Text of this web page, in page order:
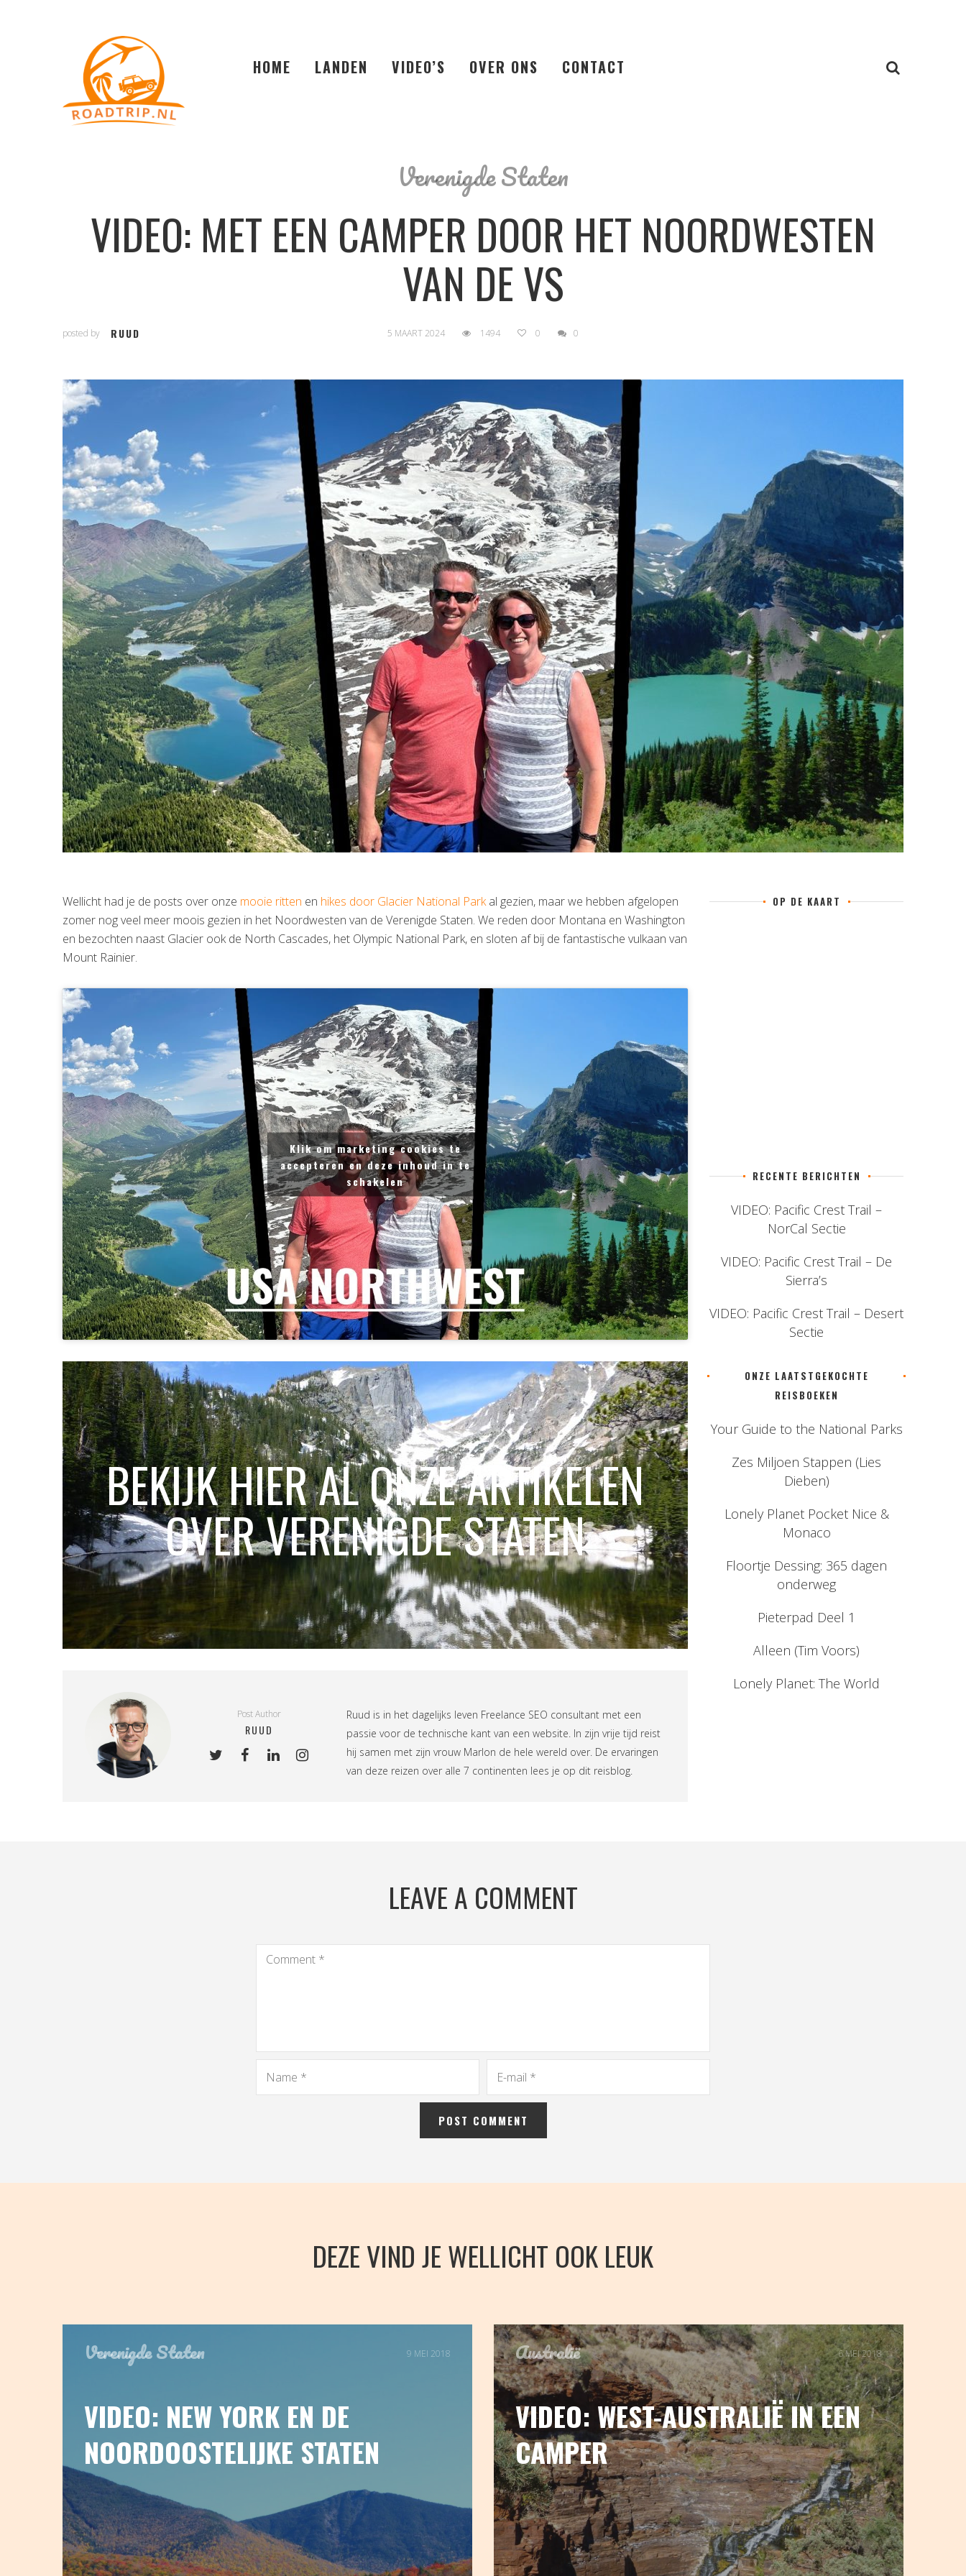
HOME LANDEN VIDEO’S OVER ONS CONTACT
Verenigde Staten
VIDEO: MET EEN CAMPER DOOR HET NOORDWESTEN
VAN DE VS
posted by RUUD 5 MAART 2024 1494 0 0
Wellicht had je de posts over onze mooie ritten en hikes door Glacier National Parkal gezien, maar we hebben afgelopen
zomer nog veel meer moois gezien in het Noordwesten van de Verenigde Staten. We reden door Montana en Washington
en bezochten naast Glacier ook de North Cascades, het Olympic National Park, en sloten af bij de fantastische vulkaan van
Mount Rainier.
Klik om marketing cookies te
accepteren en deze inhoud in te
schakelen
BEKIJK HIER AL ONZE ARTIKELEN
OVER VERENIGDE STATEN
Post Author
RUUD
Ruud is in het dagelijks leven Freelance SEO consultant met een
passie voor de technische kant van een website. In zijn vrije tijd reist
hij samen met zijn vrouw Marlon de hele wereld over. De ervaringen
van deze reizen over alle 7 continenten lees je op dit reisblog.
OP DE KAART
RECENTE BERICHTEN
VIDEO: Pacific Crest Trail –
NorCal Sectie
VIDEO: Pacific Crest Trail – De
Sierra’s
VIDEO: Pacific Crest Trail – Desert
Sectie
ONZE LAATSTGEKOCHTE
REISBOEKEN
Your Guide to the National Parks
Zes Miljoen Stappen (Lies
Dieben)
Lonely Planet Pocket Nice &
Monaco
Floortje Dessing: 365 dagen
onderweg
Pieterpad Deel 1
Alleen (Tim Voors)
Lonely Planet: The World
LEAVE A COMMENT
DEZE VIND JE WELLICHT OOK LEUK
Verenigde Staten 9 MEI 2018
VIDEO: NEW YORK EN DE
NOORDOOSTELIJKE STATEN
Australië 6 MEI 2018
VIDEO: WEST-AUSTRALIË IN EEN
CAMPER